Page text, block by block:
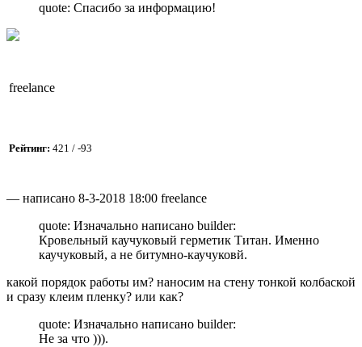
quote: Спасибо за информацию!
freelance
Рейтинг: 421 / -93
— написано 8-3-2018 18:00 freelance
quote: Изначально написано builder:
Кровельный каучуковый герметик Титан. Именно
каучуковый, а не битумно-каучуковй.
какой порядок работы им? наносим на стену тонкой колбаской
и сразу клеим пленку? или как?
quote: Изначально написано builder:
Не за что ))).